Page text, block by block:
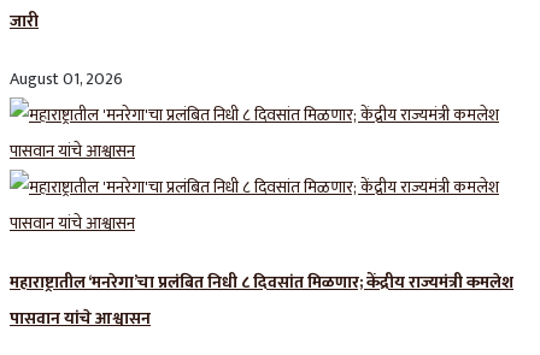
जारी
August 01, 2026
महाराष्ट्रातील ‘मनरेगा’चा प्रलंबित निधी ८ दिवसांत मिळणार; केंद्रीय राज्यमंत्री कमलेश
पासवान यांचे आश्वासन